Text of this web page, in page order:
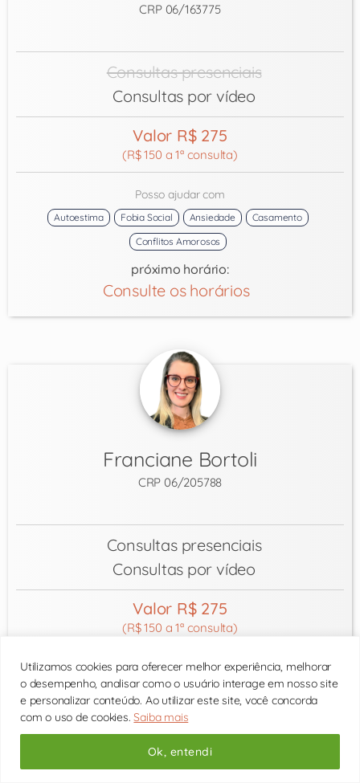
Utilizamos cookies para oferecer melhor experiência, melhorar
o desempenho, analisar como o usuário interage em nosso site
e personalizar conteúdo. Ao utilizar este site, você concorda
com o uso de cookies.Saiba mais
Ok, entendi
CRP 06/163775
Consultas presenciais
Consultas por vídeo
Valor R$ 275
(R$ 150 a 1ª consulta)
Posso ajudar com
Autoestima Fobia Social Ansiedade
Casamento
Conflitos Amorosos
próximo horário:
Consulte os horários
Franciane Bortoli
CRP 06/205788
Consultas presenciais
Consultas por vídeo
Valor R$ 275
(R$ 150 a 1ª consulta)
Posso ajudar com
Autoestima TOC – Transtorno Obsessivo
Ansiedade
Conflitos Amorosos
Consulte os horários